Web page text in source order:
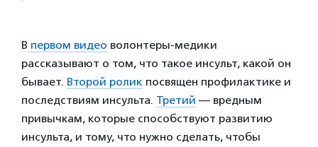
В первом видео волонтеры-медики
рассказывают о том, что такое инсульт, какой он
бывает. Второй ролик посвящен профилактике и
последствиям инсульта. Третий — вредным
привычкам, которые способствуют развитию
инсульта, и тому, что нужно сделать, чтобы